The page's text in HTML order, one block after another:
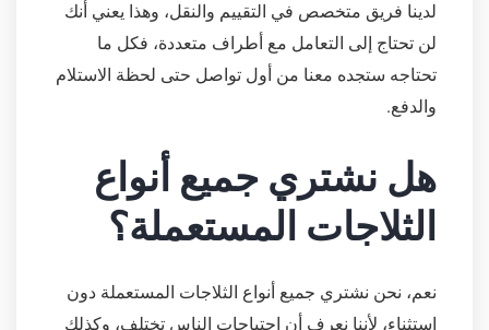
لدينا فريق متخصص في التقييم والنقل، وهذا يعني أنك
لن تحتاج إلى التعامل مع أطراف متعددة، فكل ما
تحتاجه ستجده معنا من أول تواصل حتى لحظة الاستلام
والدفع.
هل نشتري جميع أنواع
الثلاجات المستعملة؟
نعم، نحن نشتري جميع أنواع الثلاجات المستعملة دون
استثناء، لأننا نعرف أن احتياجات الناس تختلف، وكذلك